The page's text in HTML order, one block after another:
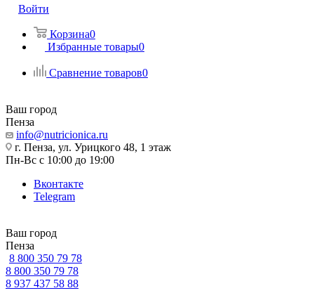
Войти
Корзина0
Избранные товары0
Сравнение товаров0
Ваш город
Пенза
info@nutricionica.ru
г. Пенза, ул. Урицкого 48, 1 этаж
Пн-Вс с 10:00 до 19:00
Вконтакте
Telegram
Ваш город
Пенза
8 800 350 79 78
8 800 350 79 78
8 937 437 58 88